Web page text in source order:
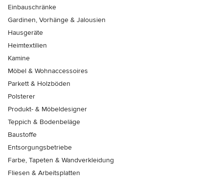
Einbauschränke
Gardinen, Vorhänge & Jalousien
Hausgeräte
Heimtextilien
Kamine
Möbel & Wohnaccessoires
Parkett & Holzböden
Polsterer
Produkt- & Möbeldesigner
Teppich & Bodenbeläge
Baustoffe
Entsorgungsbetriebe
Farbe, Tapeten & Wandverkleidung
Fliesen & Arbeitsplatten